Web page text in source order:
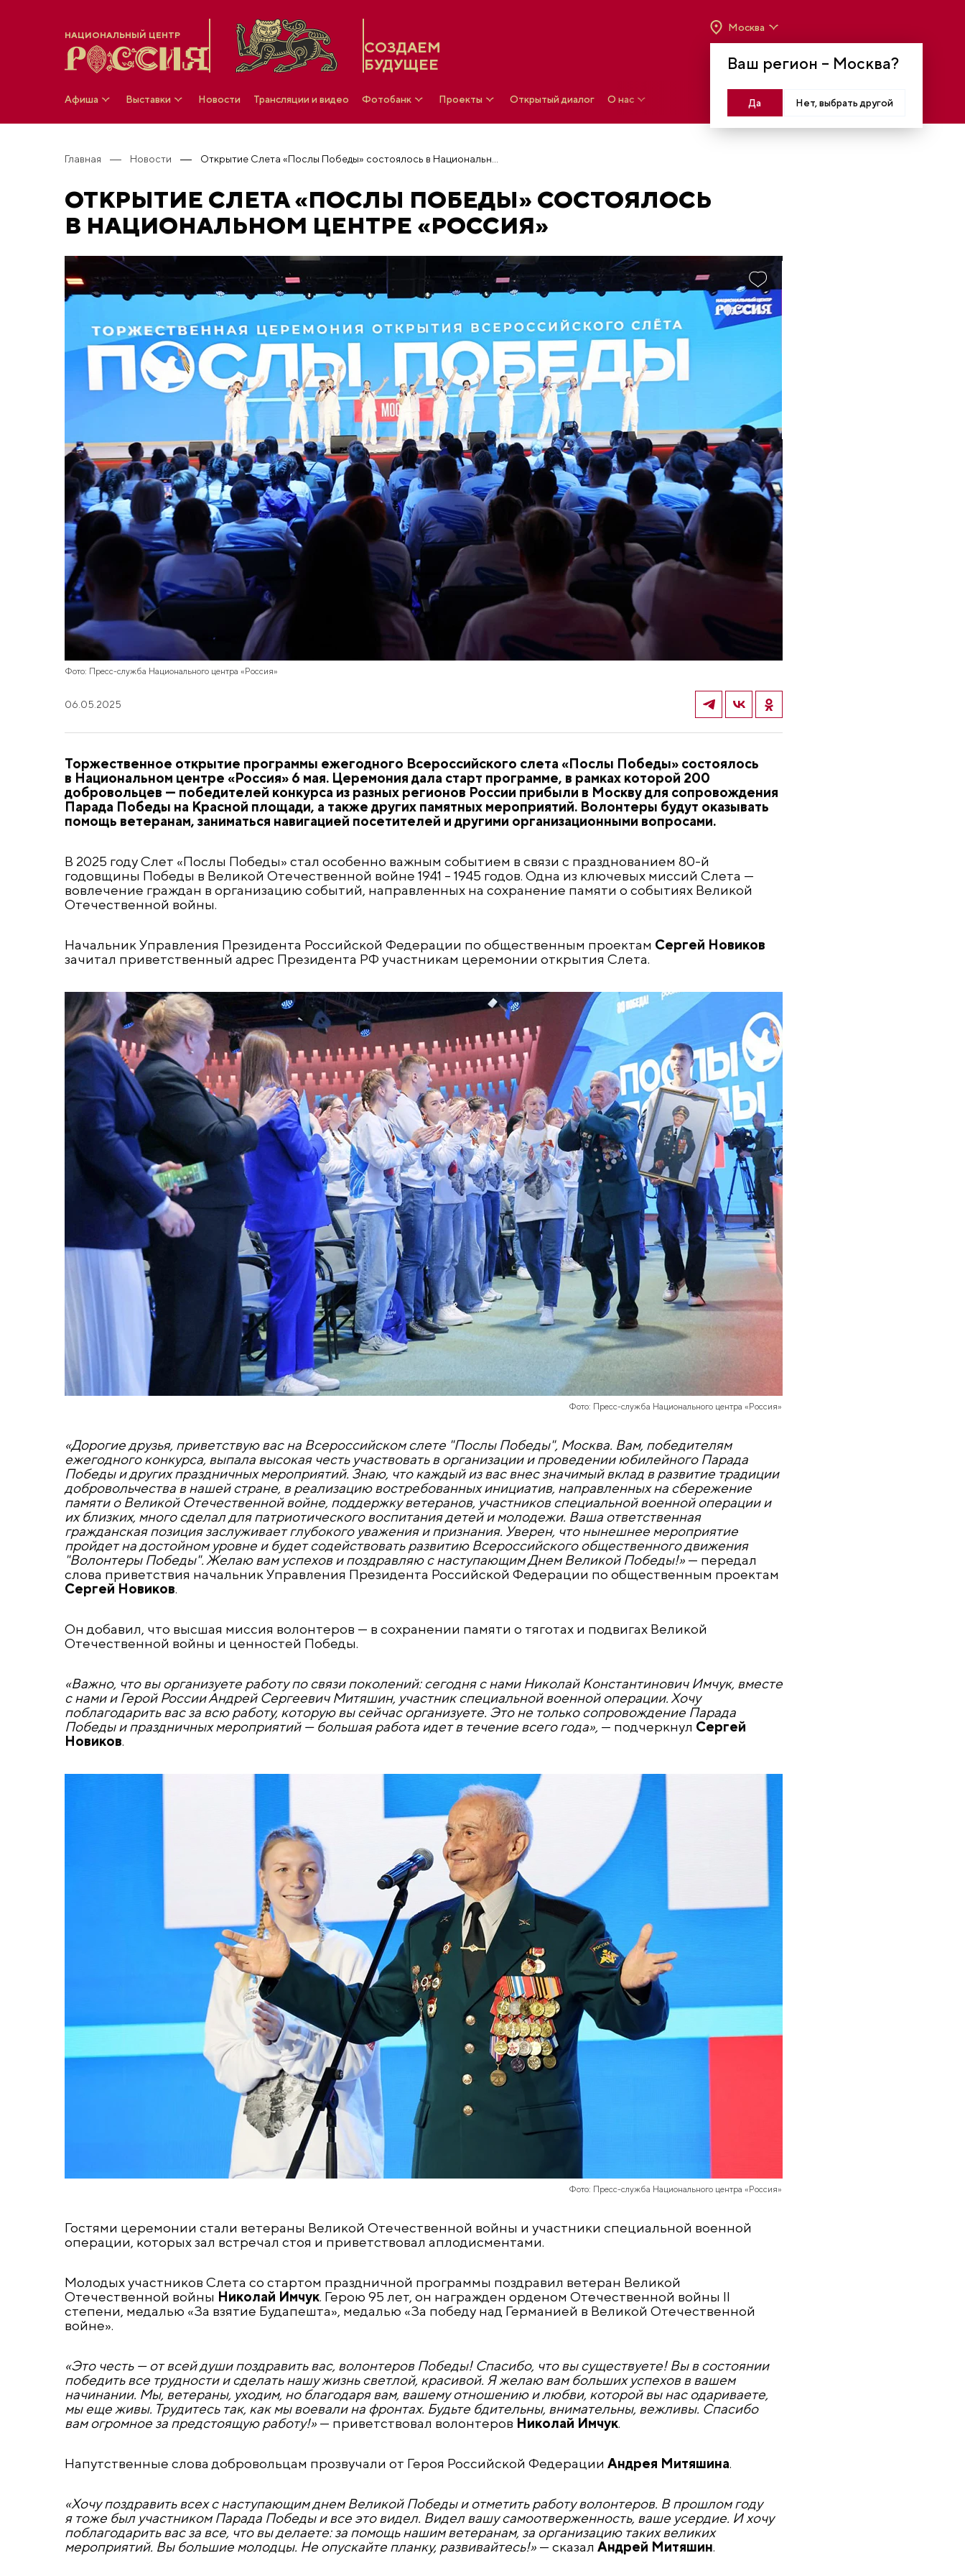
НАЦИОНАЛЬНЫЙ ЦЕНТР
СОЗДАЕМ
БУДУЩЕЕ
Ваш регион – Москва?
Да Нет, выбрать другой
Москва
МОСКВА, КРАСНОПРЕСНЕНСКАЯ НАБ., 14
Афиша Выставки Новости Трансляции и видео Фотобанк Проекты Открытый диалог О нас Войти
Главная Новости
ОТКРЫТИЕ СЛЕТА «ПОСЛЫ ПОБЕДЫ» СОСТОЯЛОСЬ
В НАЦИОНАЛЬНОМ ЦЕНТРЕ «РОССИЯ»
Фото: Пресс-служба Национального центра «Россия»
06.05.2025
Торжественное открытие программы ежегодного Всероссийского слета «Послы Победы» состоялось
в Национальном центре «Россия» 6 мая. Церемония дала старт программе, в рамках которой 200
добровольцев — победителей конкурса из разных регионов России прибыли в Москву для сопровождения
Парада Победы на Красной площади, а также других памятных мероприятий. Волонтеры будут оказывать
помощь ветеранам, заниматься навигацией посетителей и другими организационными вопросами.
В 2025 году Слет «Послы Победы» стал особенно важным событием в связи с празднованием 80-й
годовщины Победы в Великой Отечественной войне 1941 – 1945 годов. Одна из ключевых миссий Слета —
вовлечение граждан в организацию событий, направленных на сохранение памяти о событиях Великой
Отечественной войны.
Начальник Управления Президента Российской Федерации по общественным проектам Сергей Новиков
зачитал приветственный адрес Президента РФ участникам церемонии открытия Слета.
Фото: Пресс-служба Национального центра «Россия»
«Дорогие друзья, приветствую вас на Всероссийском слете "Послы Победы", Москва. Вам, победителям
ежегодного конкурса, выпала высокая честь участвовать в организации и проведении юбилейного Парада
Победы и других праздничных мероприятий. Знаю, что каждый из вас внес значимый вклад в развитие традиции
добровольчества в нашей стране, в реализацию востребованных инициатив, направленных на сбережение
памяти о Великой Отечественной войне, поддержку ветеранов, участников специальной военной операции и
их близких, много сделал для патриотического воспитания детей и молодежи. Ваша ответственная
гражданская позиция заслуживает глубокого уважения и признания. Уверен, что нынешнее мероприятие
пройдет на достойном уровне и будет содействовать развитию Всероссийского общественного движения
"Волонтеры Победы". Желаю вам успехов и поздравляю с наступающим Днем Великой Победы!»— передал
слова приветствия начальник Управления Президента Российской Федерации по общественным проектам
Сергей Новиков.
Он добавил, что высшая миссия волонтеров — в сохранении памяти о тяготах и подвигах Великой
Отечественной войны и ценностей Победы.
«Важно, что вы организуете работу по связи поколений: сегодня с нами Николай Константинович Имчук, вместе
с нами и Герой России Андрей Сергеевич Митяшин, участник специальной военной операции. Хочу
поблагодарить вас за всю работу, которую вы сейчас организуете. Это не только сопровождение Парада
Победы и праздничных мероприятий — большая работа идет в течение всего года», — подчеркнул Сергей
Новиков.
Фото: Пресс-служба Национального центра «Россия»
Гостями церемонии стали ветераны Великой Отечественной войны и участники специальной военной
операции, которых зал встречал стоя и приветствовал аплодисментами.
Молодых участников Слета со стартом праздничной программы поздравил ветеран Великой
Отечественной войны Николай Имчук. Герою 95 лет, он награжден орденом Отечественной войны II
степени, медалью «За взятие Будапешта», медалью «За победу над Германией в Великой Отечественной
войне».
«Это честь — от всей души поздравить вас, волонтеров Победы! Спасибо, что вы существуете! Вы в состоянии
победить все трудности и сделать нашу жизнь светлой, красивой. Я желаю вам больших успехов в вашем
начинании. Мы, ветераны, уходим, но благодаря вам, вашему отношению и любви, которой вы нас одариваете,
мы еще живы. Трудитесь так, как мы воевали на фронтах. Будьте бдительны, внимательны, вежливы. Спасибо
вам огромное за предстоящую работу!»— приветствовал волонтеров Николай Имчук.
Напутственные слова добровольцам прозвучали от Героя Российской Федерации Андрея Митяшина.
«Хочу поздравить всех с наступающим днем Великой Победы и отметить работу волонтеров. В прошлом году
я тоже был участником Парада Победы и все это видел. Видел вашу самоотверженность, ваше усердие. И хочу
поблагодарить вас за все, что вы делаете: за помощь нашим ветеранам, за организацию таких великих
мероприятий. Вы большие молодцы. Не опускайте планку, развивайтесь!»— сказал Андрей Митяшин.